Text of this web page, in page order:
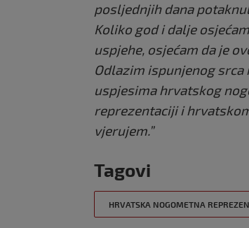
posljednjih dana
Koliko god i dalje
uspjehe, osjećam da je
Odlazim ispunjenog
uspjesima hrvatskog
reprezentaciji i
vjerujem.”
Tagovi
HRVATSKA NOGOMETNA